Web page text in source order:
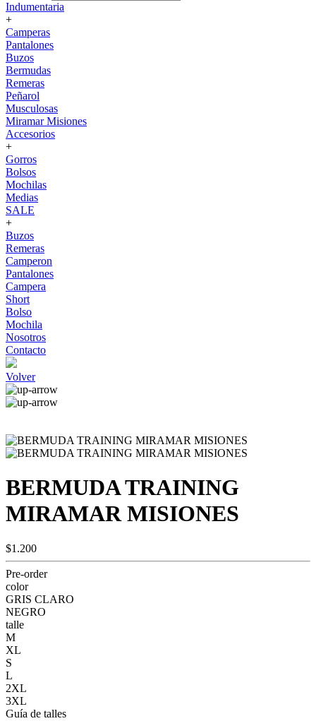
Indumentaria
+
Camperas
Pantalones
Buzos
Bermudas
Remeras
Peñarol
Musculosas
Miramar Misiones
Accesorios
+
Gorros
Bolsos
Mochilas
Medias
SALE
+
Buzos
Remeras
Camperon
Pantalones
Campera
Short
Bolso
Mochila
Nosotros
Contacto
Volver
BERMUDA TRAINING
MIRAMAR MISIONES
$1.200
Pre-order
color
GRIS CLARO
NEGRO
talle
M
XL
S
L
2XL
3XL
Guía de talles